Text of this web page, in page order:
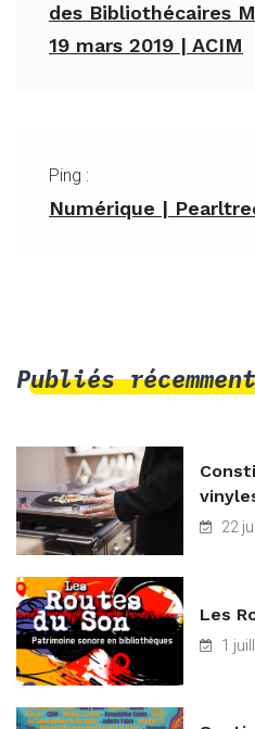
des Bibliothécaires
19 mars 2019 | ACIM
Ping :
Numérique |
Publiés
22
Les
1